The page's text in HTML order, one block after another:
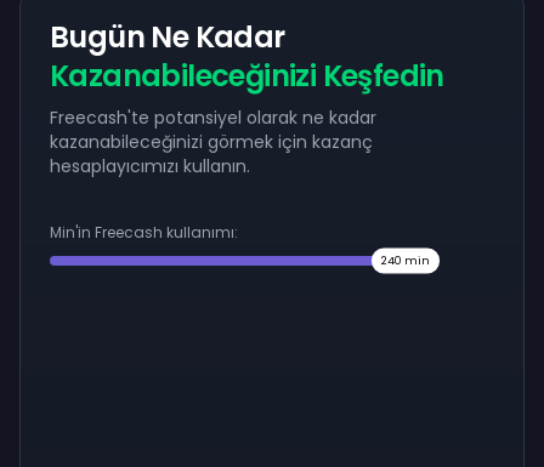
Bugün Ne Kadar
Kazanabileceğinizi Keşfedin
Freecash'te potansiyel olarak ne kadar
kazanabileceğinizi görmek için kazanç
hesaplayıcımızı kullanın.
Min'in Freecash kullanımı:
240 min